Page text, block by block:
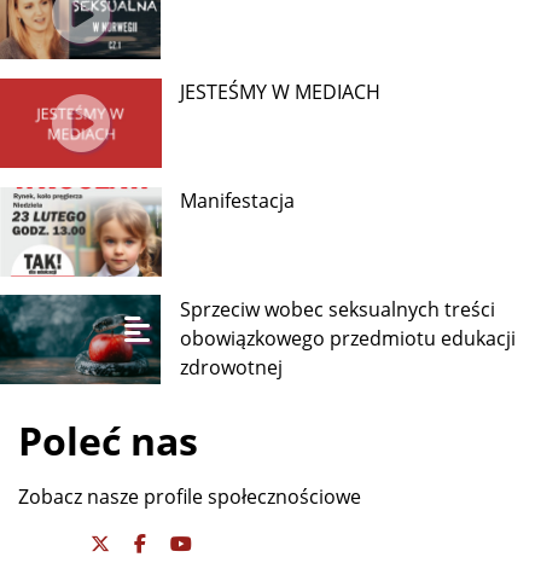
JESTEŚMY W MEDIACH
Manifestacja
Sprzeciw wobec seksualnych treści
obowiązkowego przedmiotu edukacji
zdrowotnej
Poleć nas
Zobacz nasze profile społecznościowe